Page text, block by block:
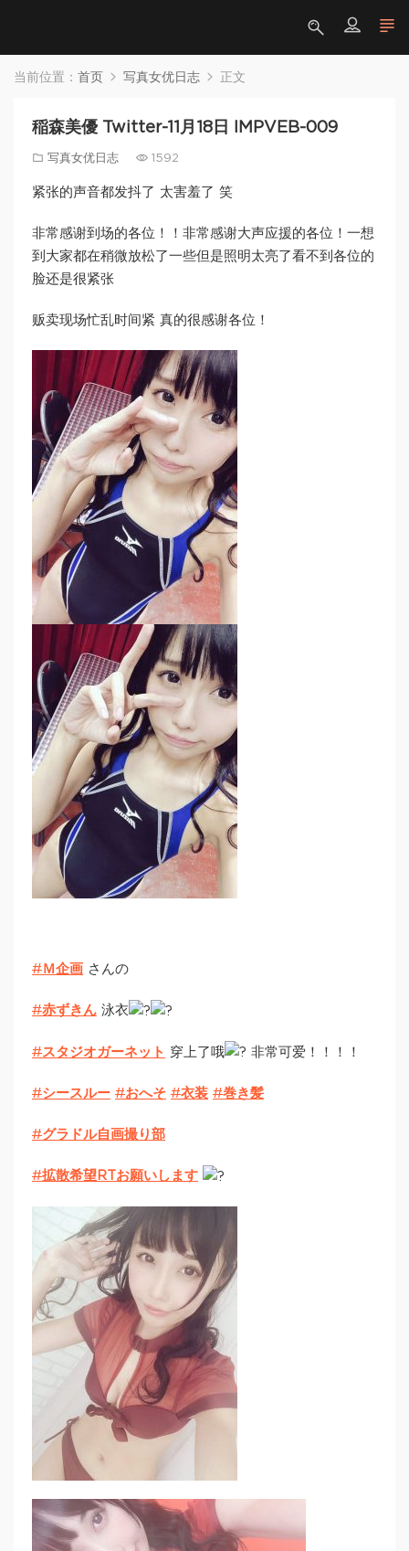
当前位置： 首页 写真女优日志 正文
稲森美優 Twitter-11月18日 IMPVEB-009
写真女优日志 1592
紧张的声音都发抖了 太害羞了 笑
非常感谢到场的各位！！非常感谢大声应援的各位！一想
到大家都在稍微放松了一些但是照明太亮了看不到各位的
脸还是很紧张
贩卖现场忙乱时间紧 真的很感谢各位！
# Ｍ企画 さんの
#赤ずきん 泳衣
#スタジオガーネット 穿上了哦 非常可爱！！！！
#シースルー #おへそ #衣装 #巻き髪
#グラドル自画撮り部
#拡散希望RTお願いします